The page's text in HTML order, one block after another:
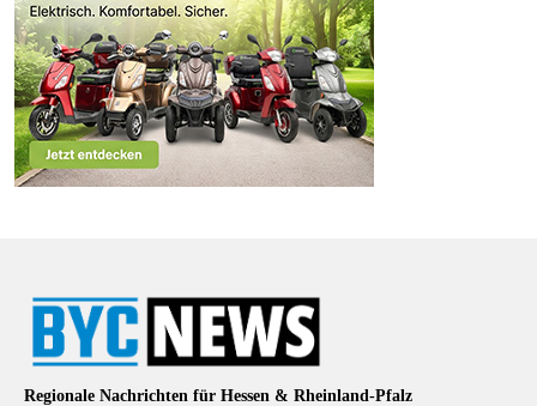
Regionale Nachrichten für Hessen & Rheinland-Pfalz